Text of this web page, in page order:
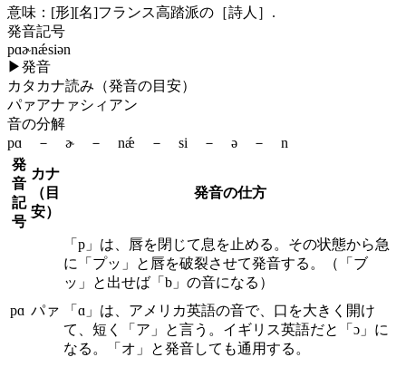
意味： [形][名]フランス高踏派の［詩人］.
発音記号
pɑɚnǽsiən
▶発音
カタカナ読み（発音の目安）
パァアナァシィアン
音の分解
pɑ － ɚ － nǽ － si － ə － n
発
音
記
号
カナ
（目
安）
発音の仕方
pɑ パァ
「p」は、唇を閉じて息を止める。その状態から急
に「プッ」と唇を破裂させて発音する。（「ブ
ッ」と出せば「b」の音になる）
「ɑ」は、アメリカ英語の音で、口を大きく開け
て、短く「ア」と言う。イギリス英語だと「ɔ」に
なる。「オ」と発音しても通用する。